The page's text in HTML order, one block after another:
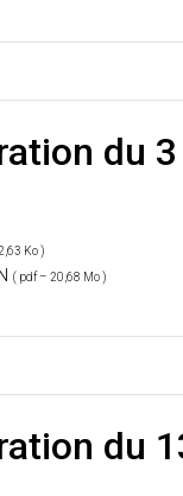
du
Ko )
( pdf – 20,68 Mo )
du